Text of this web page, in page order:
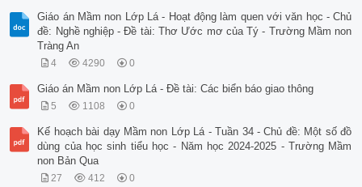
Giáo án Mầm non Lớp Lá - Hoạt động làm quen với văn học - Chủ
đề: Nghề nghiệp - Đề tài: Thơ Ước mơ của Tý - Trường Mầm non
Tràng An
4 4290 0
Giáo án Mầm non Lớp Lá - Đề tài: Các biển báo giao thông
5 1108 0
Kế hoạch bài dạy Mầm non Lớp Lá - Tuần 34 - Chủ đề: Một số đồ
dùng của học sinh tiểu học - Năm học 2024-2025 - Trường Mầm
non Bản Qua
27 412 0